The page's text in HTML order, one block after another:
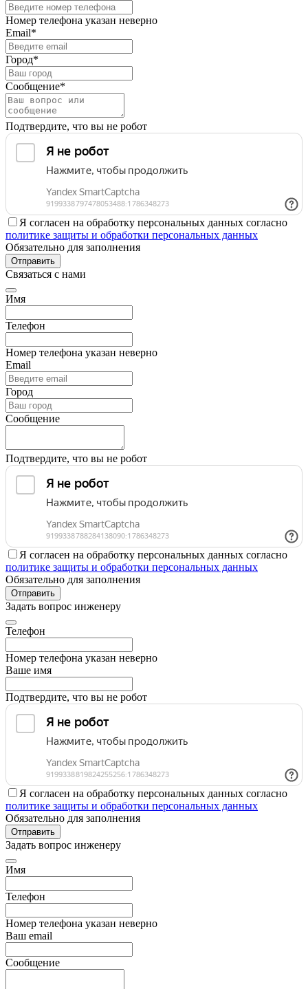
Номер телефона указан неверно
Email*
Город*
Сообщение*
Подтвердите, что вы не робот
Я согласен на обработку персональных данных согласно
политике защиты и обработки персональных данных
Обязательно для заполнения
Отправить
Связаться с нами
Имя
Телефон
Номер телефона указан неверно
Email
Город
Сообщение
Подтвердите, что вы не робот
Я согласен на обработку персональных данных согласно
политике защиты и обработки персональных данных
Обязательно для заполнения
Отправить
Задать вопрос инженеру
Телефон
Номер телефона указан неверно
Ваше имя
Подтвердите, что вы не робот
Я согласен на обработку персональных данных согласно
политике защиты и обработки персональных данных
Обязательно для заполнения
Отправить
Задать вопрос инженеру
Имя
Телефон
Номер телефона указан неверно
Ваш email
Сообщение